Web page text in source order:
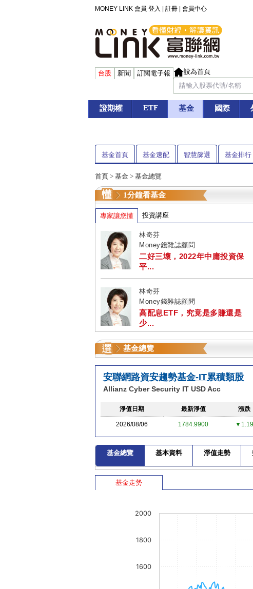
MONEY LINK 會員 登入 註冊 會員中心
台股 新聞 訂閱電子報 設為首頁
證期權 ETF 基金 國際
基金首頁 基金速配 智慧篩選 基金排行
首頁 > 基金 > 基金總覽
1分鐘看基金
專家讓您懂 投資講座
林奇芬
Money錢雜誌顧問
二好三壞，2022年中庸投資保
平...
林奇芬
Money錢雜誌顧問
高配息ETF，究竟是多賺還是
少...
基金總覽
安聯網路資安趨勢基金-IT累積類股
Allianz Cyber Security IT USD Acc
淨值日期 最新淨值 漲跌
2026/08/06 1784.9900 ▼1.19
基金總覽 基本資料 淨值走勢
基金走勢
1600
1800
2000